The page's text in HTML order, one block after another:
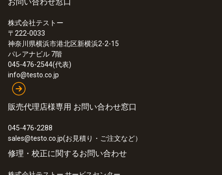
:0563 3100
testo 310 - 燃焼排ガス分析計セット
¥105,000
¥115,500
株式会社テストー
〒222-0033
神奈川県横浜市港北区新横浜2-2-15
パレアナビル 7階
045-476-2544(代表)
info@testo.co.jp
販売代理店様専用 お問い合わせ窓口
045-476-2288
sales@testo.co.jp(お見積り・ご注文など）
修理・校正に関するお問い合わせ